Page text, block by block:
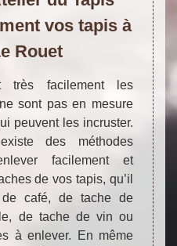
vos tapis à
Rouet
très facilement les
sont pas en mesure
peuvent les incruster.
des méthodes
facilement et
de vos tapis, qu’il
café, de tache de
de tache de vin ou
à enlever. En même